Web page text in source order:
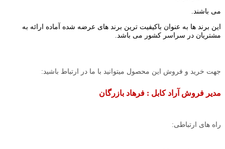
می باشند.
این برند ها به عنوان باکیفیت ترین برند های عرضه شده آماده ارائه به
مشتریان در سراسر کشور می باشد.
جهت خرید و فروش این محصول میتوانید با ما در ارتباط باشید:
مدیر فروش آراد کابل : فرهاد بازرگان
راه های ارتباطی: